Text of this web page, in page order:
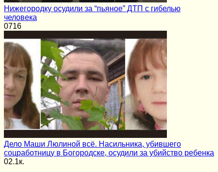
Нижегородку осудили за “пьяное” ДТП с гибелью
человека
0716
Дело Маши Люлиной всё. Насильника, убившего
соцработницу в Богородске, осудили за убийство ребенка
02.1к.